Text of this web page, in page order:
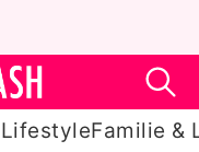
LifestyleFamilie &